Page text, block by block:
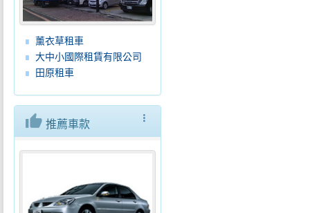
薰衣草租車
大中小國際租賃有限公司
田原租車
more_vert
thumb_up 推薦車款